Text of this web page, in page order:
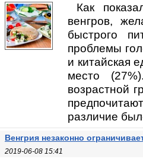
Как
венгров,
быстрого
проблемы
и китайская
место
возрастной
различие
Венгрия незаконно
2019-06-08 15:41